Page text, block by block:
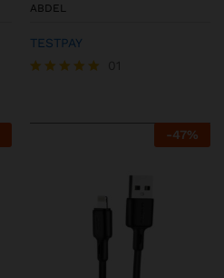
ABDEL
TESTPAY
-47%